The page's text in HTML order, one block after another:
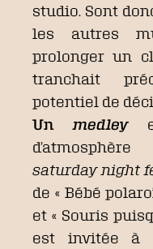
studio. Sont
les autres
prolonger un
tranchait
potentiel de
Un medley
saturday night
de « Bébé
et « Souris
est invitée à